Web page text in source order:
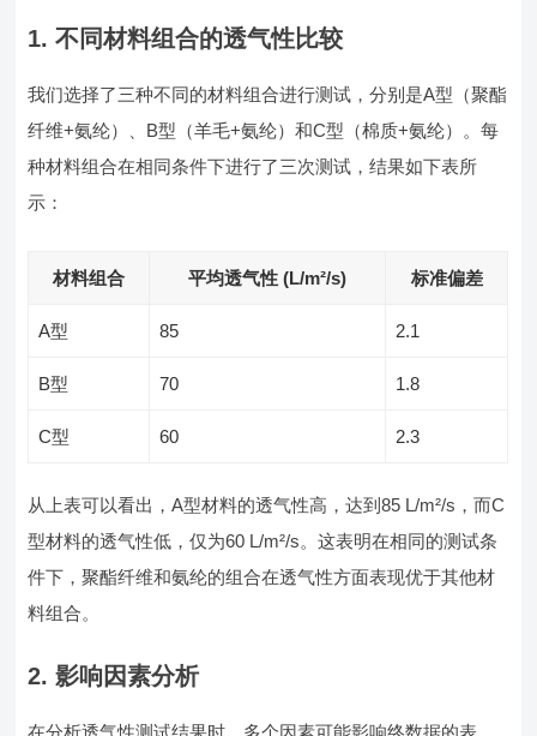
1. 不同材料组合的透气性比较
我们选择了三种不同的材料组合进行测试，分别是A型（聚酯
纤维+氨纶）、B型（羊毛+氨纶）和C型（棉质+氨纶）。每
种材料组合在相同条件下进行了三次测试，结果如下表所
示：
材料组合 平均透气性 (L/m²/s) 标准偏差
A型 85 2.1
B型 70 1.8
C型 60 2.3
从上表可以看出，A型材料的透气性高，达到85 L/m²/s，而C
型材料的透气性低，仅为60 L/m²/s。这表明在相同的测试条
件下，聚酯纤维和氨纶的组合在透气性方面表现优于其他材
料组合。
2. 影响因素分析
在分析透气性测试结果时，多个因素可能影响终数据的表